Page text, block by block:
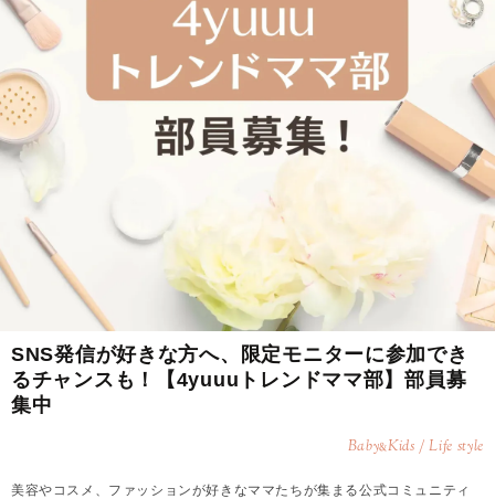
SNS発信が好きな方へ、限定モニターに参加でき
るチャンスも！【4yuuuトレンドママ部】部員募
集中
Baby&Kids / Life style
美容やコスメ、ファッションが好きなママたちが集まる公式コミュニティ